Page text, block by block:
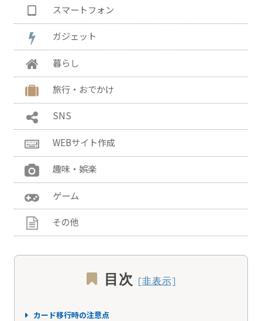
スマートフォン
ガジェット
暮らし
旅行・おでかけ
SNS
WEBサイト作成
趣味・娯楽
ゲーム
その他
目次
カード移行時の注意点